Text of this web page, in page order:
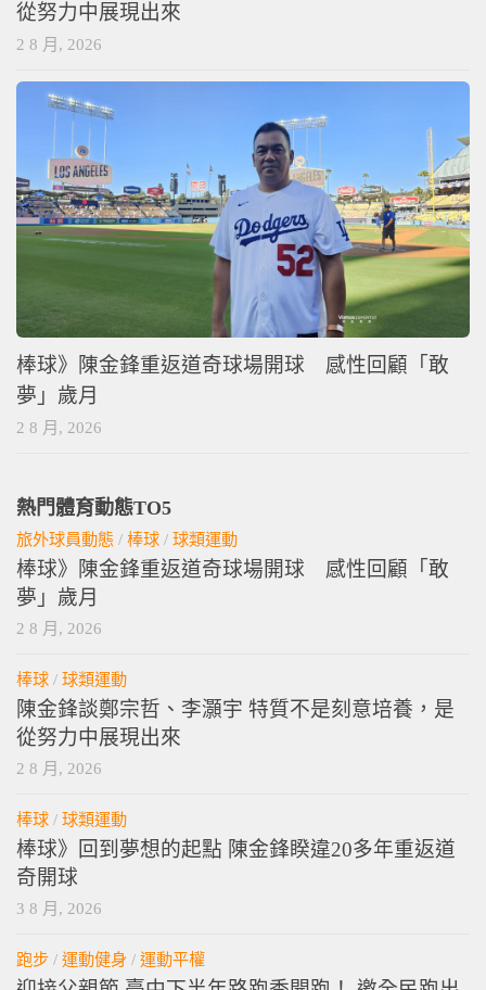
從努力中展現出來
2 8 月, 2026
棒球》陳金鋒重返道奇球場開球 感性回顧「敢
夢」歲月
2 8 月, 2026
熱門體育動態TO5
旅外球員動態 / 棒球 / 球類運動
棒球》陳金鋒重返道奇球場開球 感性回顧「敢
夢」歲月
2 8 月, 2026
棒球 / 球類運動
陳金鋒談鄭宗哲、李灝宇 特質不是刻意培養，是
從努力中展現出來
2 8 月, 2026
棒球 / 球類運動
棒球》回到夢想的起點 陳金鋒睽違20多年重返道
奇開球
3 8 月, 2026
跑步 / 運動健身 / 運動平權